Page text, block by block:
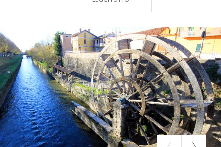
Da qui seguiamo la pista ciclabile sino a raggiungere
Zelo Buon Persicoe poi da qui arriviamo aLodi, la
nostra destinazione.
ITINERARIO
Distanza: 40.7 km
Difficoltà: facile
Fondo stradale: asfalto e sterrato
Dislivello: + 202 m, -250 m; (Pendenza max: 3.7%,
-7.7% Pendio medio: 0.7%, -0.8%)